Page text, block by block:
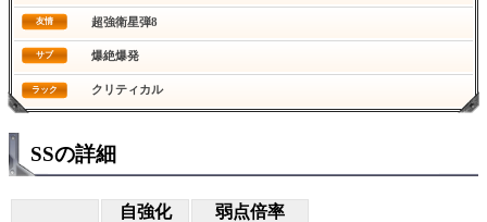
友情 超強衛星弾8
サブ 爆絶爆発
ラック クリティカル
SSの詳細
自強化 弱点倍率